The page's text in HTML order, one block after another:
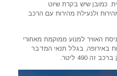
כמובן שיש בקרת שיוט
ולנעילת מהירות עם הרכב
האוויר למנוע ממוקמת מאחורי
באירופה, בגלל תנאי המדבר
490 ליטר.